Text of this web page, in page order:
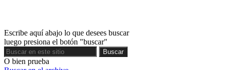
Escribe aquí abajo lo que desees buscar
luego presiona el botón "buscar"
Buscar
Buscar
O bien prueba